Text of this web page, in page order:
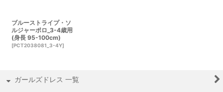
ブルーストライプ・ソ
ルジャーポロ_3-4歳用
(身長 95-100cm)
[PCT2038081_3-4Y]
ガールズドレス 一覧